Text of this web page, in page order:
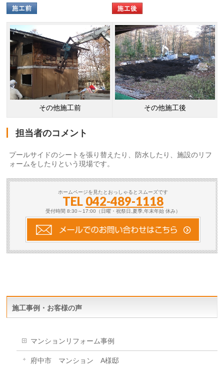
その他施工前 その他施工後
担当者のコメント
プールサイドのシートを張り替えたり、防水したり、施設のリフ
ォームをしたりという現場です。
ホームページを見たとおっしゃるとスムーズです
TEL 042-489-1118
受付時間 8:30～17:00（日曜・祝祭日,夏季,年末年始 休み）
施工事例・お客様の声
マンションリフォーム事例
府中市 マンション A様邸